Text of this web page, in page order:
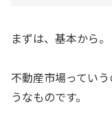
まずは、基本から。
不動産市場ってい
うなものです。